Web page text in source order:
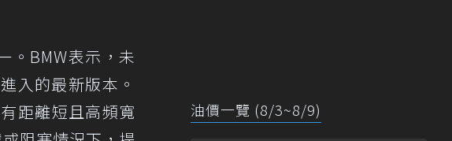
。BMW表示，未
入的最新版本。
距離短且高頻寬
油價一覽 (8/3~8/9)